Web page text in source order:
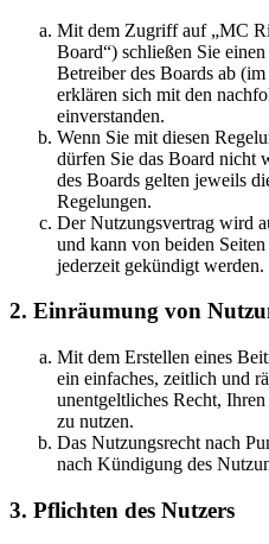
Mit dem Zugriff auf „MC
Board“) schließen Sie
Betreiber des Boards ab
erklären sich mit den
einverstanden.
Wenn Sie mit diesen
dürfen Sie das Board nicht
des Boards gelten jeweils
Regelungen.
Der Nutzungsvertrag wird
und kann von beiden
jederzeit gekündigt werden.
2. Einräumung von
Mit dem Erstellen eines
ein einfaches, zeitlich und
unentgeltliches Recht,
zu nutzen.
Das Nutzungsrecht nach
nach Kündigung des
3. Pflichten des Nutzers